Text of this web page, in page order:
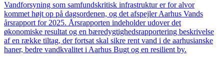
Vandforsyning som samfundskritisk infrastruktur er for alvor
kommet højt op på dagsordenen, og det afspejler Aarhus Vands
årsrapport for 2025. Årsrapporten indeholder udover det
økonomiske resultat og en bæredygtighedsrapportering beskrivelse
af en række tiltag, der fortsat skal sikre rent vand i de aarhusianske
haner, bedre vandkvalitet i Aarhus Bugt og en resilient by.